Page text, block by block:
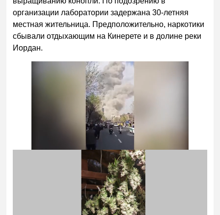
организации лаборатории задержана 30-летняя
местная жительница. Предположительно, наркотики
сбывали отдыхающим на Кинерете и в долине реки
Иордан.